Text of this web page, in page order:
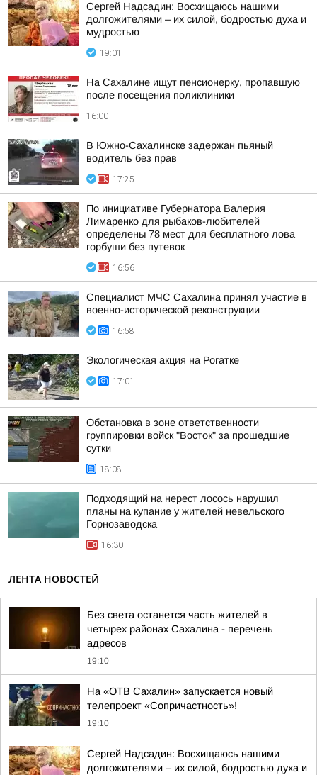
Сергей Надсадин: Восхищаюсь нашими
долгожителями – их силой, бодростью духа и
мудростью
19:01
На Сахалине ищут пенсионерку, пропавшую
после посещения поликлиники
16:00
В Южно-Сахалинске задержан пьяный
водитель без прав
17:25
По инициативе Губернатора Валерия
Лимаренко для рыбаков-любителей
определены 78 мест для бесплатного лова
горбуши без путевок
16:56
Специалист МЧС Сахалина принял участие в
военно-исторической реконструкции
16:58
Экологическая акция на Рогатке
17:01
Обстановка в зоне ответственности
группировки войск "Восток" за прошедшие
сутки
18:08
Подходящий на нерест лосось нарушил
планы на купание у жителей невельского
Горнозаводска
16:30
ЛЕНТА НОВОСТЕЙ
Без света останется часть жителей в
четырех районах Сахалина - перечень
адресов
19:10
На «ОТВ Сахалин» запускается новый
телепроект «Сопричастность»!
19:10
Сергей Надсадин: Восхищаюсь нашими
долгожителями – их силой, бодростью духа и